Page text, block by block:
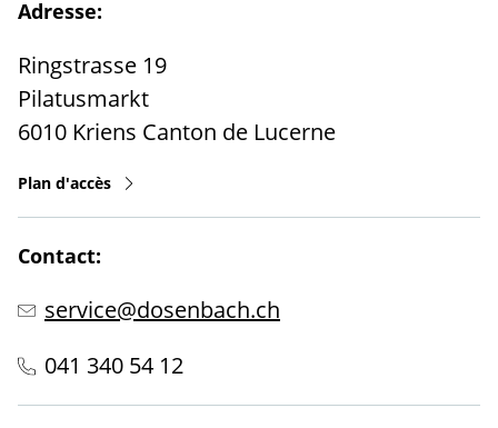
Adresse:
Ringstrasse 19
Pilatusmarkt
6010 Kriens Canton de Lucerne
Plan d'accès
Contact:
service@dosenbach.ch
041 340 54 12